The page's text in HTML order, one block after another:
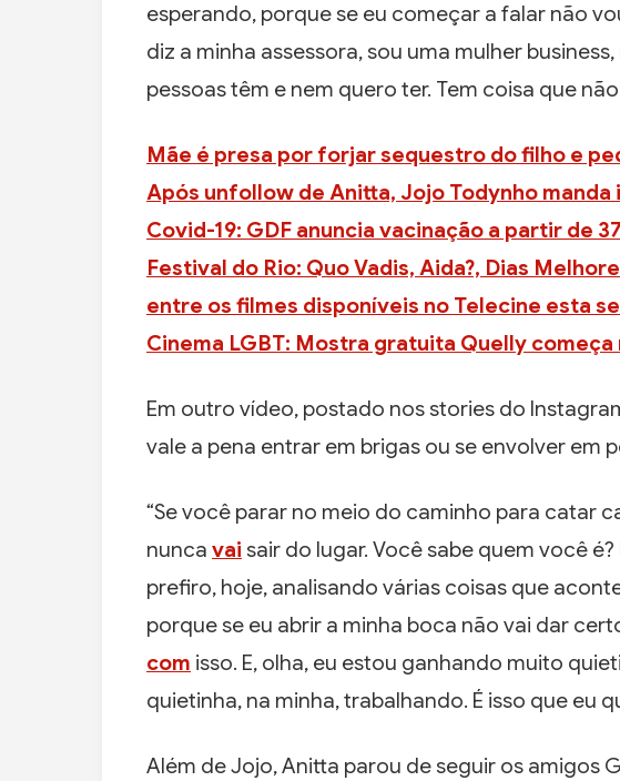
esperando, porque se eu começar a falar não
diz a minha assessora, sou uma mulher
pessoas têm e nem quero ter. Tem coisa que
Mãe é presa por forjar sequestro do filho e
Após unfollow de Anitta, Jojo Todynho manda
Covid-19: GDF anuncia vacinação a partir de
Festival do Rio: Quo Vadis, Aida?, Dias
entre os filmes disponíveis no Telecine esta
Cinema LGBT: Mostra gratuita Quelly
Em outro vídeo, postado nos stories do
vale a pena entrar em brigas ou se envolver em
“Se você parar no meio do caminho para catar
nunca vai sair do lugar. Você sabe quem você
prefiro, hoje, analisando várias coisas que
porque se eu abrir a minha boca não vai dar
com isso. E, olha, eu estou ganhando muito
quietinha, na minha, trabalhando. É isso que eu
Além de Jojo, Anitta parou de seguir os amigos